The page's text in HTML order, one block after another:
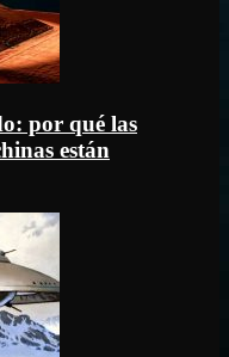
por qué las
están